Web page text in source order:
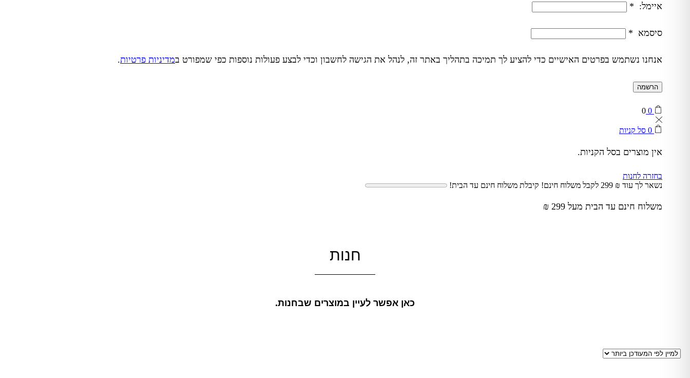
איימל: *
סיסמא *
אנחנו נשתמש בפרטים האישיים כדי להציע לך תמיכה בתהליך באתר זה, לנהל את הגישה לחשבון וכדי לבצע פעולות נוספות כפי שמפורט במדיניות פרטיות.
הרשמה
0
0
0 סל קניות
אין מוצרים בסל הקניות.
בחזרה לחנות
נשאר לך עוד
299 ₪ לקבל משלוח חינם! קיבלת משלוח חינם עד הבית!
משלוח חינם עד הבית מעל 299 ₪
חנות
כאן אפשר לעיין במוצרים שבחנות.